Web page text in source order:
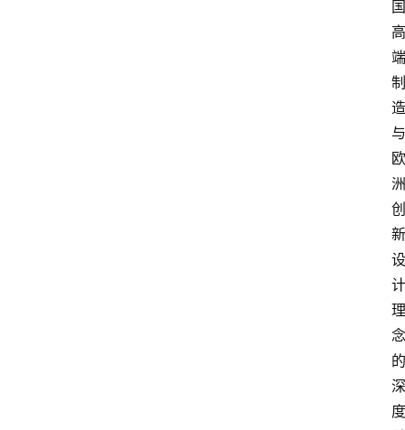
国
高
端
制
造
与
欧
洲
创
新
设
计
理
念
的
深
度